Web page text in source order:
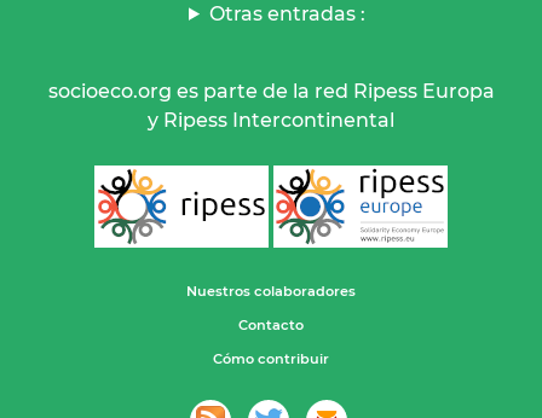
Otras entradas :
socioeco.org es parte de la red Ripess Europa
y Ripess Intercontinental
Nuestros colaboradores
Contacto
Cómo contribuir